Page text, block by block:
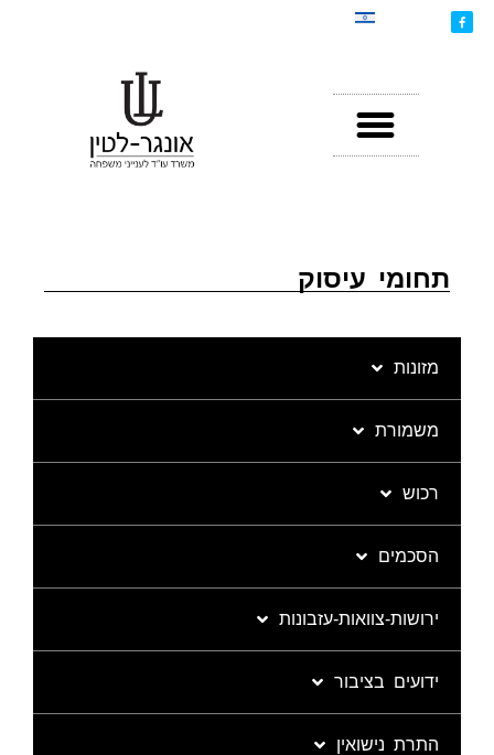
תחומי עיסוק
מזונות
משמורת
רכוש
הסכמים
ירושות-צוואות-עזבונות
ידועים בציבור
התרת נישואין